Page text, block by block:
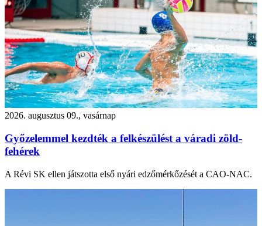
2026. augusztus 09., vasárnap
Győzelemmel kezdték a felkészülést a váradi zöld-
fehérek
A Révi SK ellen játszotta első nyári edzőmérkőzését a CAO-NAC.